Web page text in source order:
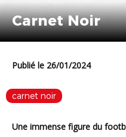
Carnet Noir
Publié le 26/01/2024
carnet noir
Une immense figure du